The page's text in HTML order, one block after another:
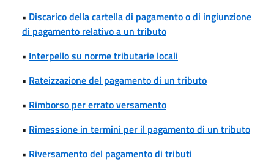
• Discarico della cartella di pagamento o di ingiunzione
di pagamento relativo a un tributo
• Interpello su norme tributarie locali
• Rateizzazione del pagamento di un tributo
• Rimborso per errato versamento
• Rimessione in termini per il pagamento di un tributo
• Riversamento del pagamento di tributi